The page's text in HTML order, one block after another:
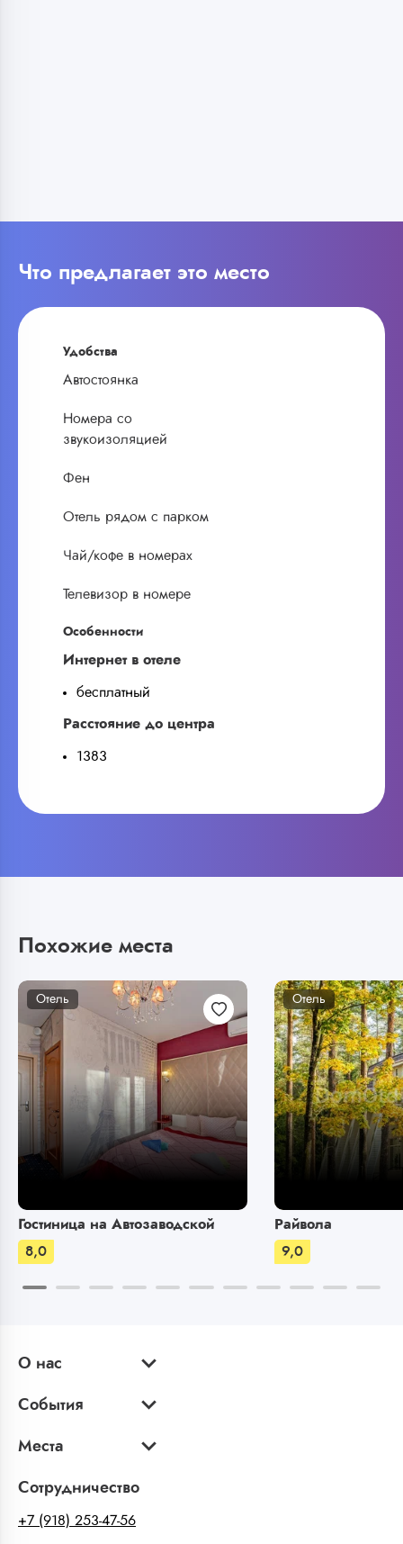
Что предлагает это место
Удобства
Автостоянка
Номера со
звукоизоляцией
Фен
Отель рядом с парком
Чай/кофе в номерах
Телевизор в номере
Особенности
Интернет в отеле
бесплатный
Расстояние до центра
1383
Похожие места
Отель
Гостиница на Автозаводской
8,0
Отель
Райвола
9,0
О нас
События
Места
Сотрудничество
+7 (918) 253-47-56